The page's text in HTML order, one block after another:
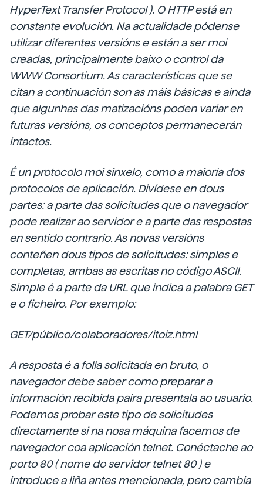
HyperText Transfer Protocol). O HTTP está en
constante evolución. Na actualidade pódense
utilizar diferentes versións e están a ser moi
creadas, principalmente baixo ocontrol da
WWWConsortium. As características que se
citan a continuación son as máis básicas e aínda
que algunhas das matizacións poden variar en
futuras versións, os conceptos permanecerán
intactos.
É un protocolo moi sinxelo, como a maioría dos
protocolos de aplicación. Divídese en dous
partes: a parte das solicitudes que o navegador
pode realizar ao servidor e a parte das respostas
en sentido contrario. As novas versións
conteñen dous tipos de solicitudes: simples e
completas, ambas as escritas no código ASCII.
Simple é a parte da URL que indica a palabra GET
e o ficheiro. Por exemplo:
GET/público/colaboradores/itoiz.html
A resposta é a folla solicitada en bruto, o
navegador debe saber como preparar a
información recibida paira presentala ao usuario.
Podemos probar este tipo de solicitudes
directamente si na nosa máquina facemos de
navegadorcoa aplicación telnet. Conéctache ao
porto 80 (nome do servidor telnet 80) e
introduce a liña antes mencionada, pero cambia